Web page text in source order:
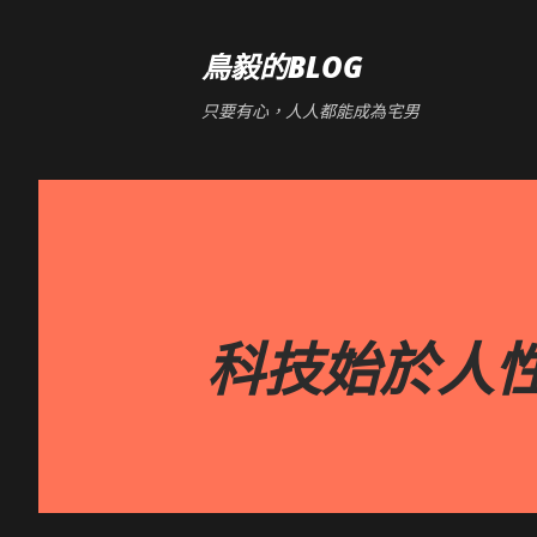
鳥毅的BLOG
只要有心，人人都能成為宅男
科技始於人